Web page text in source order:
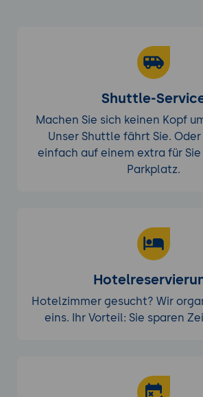
Shuttle-
Machen Sie sich keinen Kopf
Unser Shuttle fährt Sie. Oder
einfach auf einem extra für
Parkplatz.
Hotelzimmer gesucht? Wir
eins. Ihr Vorteil: Sie sparen